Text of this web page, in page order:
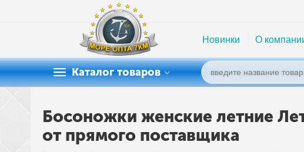
Новинки О
Каталог товаров
Босоножки женские летние
от прямого поставщика